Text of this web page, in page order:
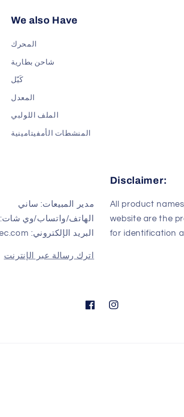
We also Have
المحرك
شاحن بطارية
كَيّل
المعدل
الملف اللولبي
المنشطات الأمفيتامينية
مدير المبيعات: ساني
الهاتف/واتساب/وي شات: 0086-13823240802
البريد الإلكتروني: sales01@genpartstec.com
اترك رسالة عبر الإنترنت
Disclaimer:
All product
website are the
for identification
فيسبوكانستجرام